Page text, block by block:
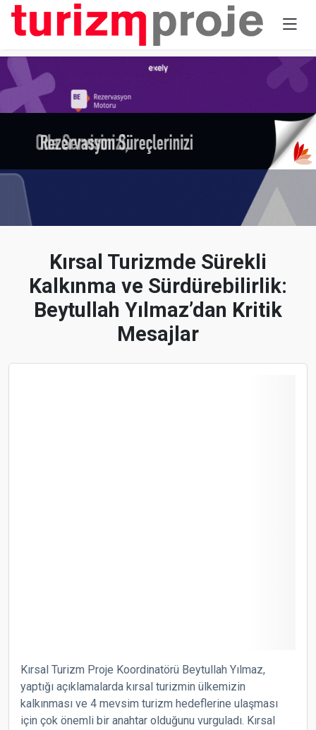
Kırsal Turizmde Sürekli
Kalkınma ve Sürdürebilirlik:
Beytullah Yılmaz’dan Kritik
Mesajlar
Kırsal Turizm Proje Koordinatörü Beytullah Yılmaz,
yaptığı açıklamalarda kırsal turizmin ülkemizin
kalkınması ve 4 mevsim turizm hedeflerine ulaşması
için çok önemli bir anahtar olduğunu vurguladı. Kırsal